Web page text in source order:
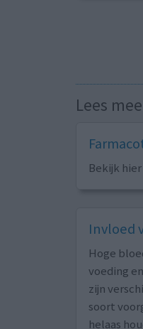
Lees
Bekijk
Invloed
Hoge
voeding
zijn
soort
helaas